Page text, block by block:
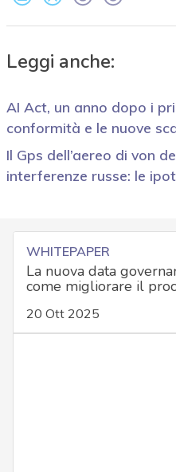
Leggi anche:
AI Act, un anno dopo i
conformità e le nuove
Il Gps dell’aereo di von
interferenze russe: le
WHITEPAPER
La nuova data
come migliorare il
20 Ott 2025